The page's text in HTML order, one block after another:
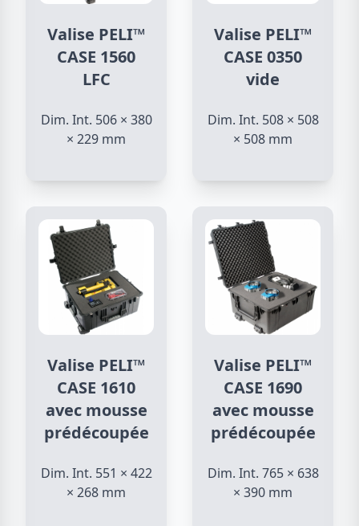
Valise PELI™
CASE 1560
LFC
Dim. Int. 506 × 380
× 229 mm
Valise PELI™
CASE 0350
vide
Dim. Int. 508 × 508
× 508 mm
Valise PELI™
CASE 1610
avec mousse
prédécoupée
Dim. Int. 551 × 422
× 268 mm
Valise PELI™
CASE 1690
avec mousse
prédécoupée
Dim. Int. 765 × 638
× 390 mm